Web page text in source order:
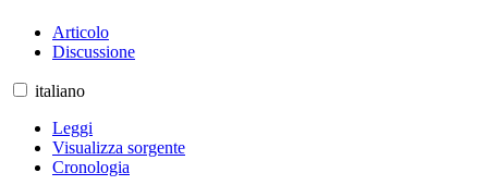
Articolo
Discussione
italiano
Leggi
Visualizza sorgente
Cronologia